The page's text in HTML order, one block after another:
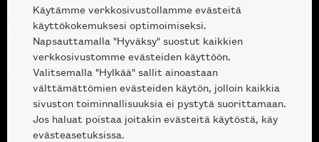
Avoinna kuluttajille ja ammattilaisille:
Erottajankatu 2, 00120 Helsinki
ma-pe 10 — 18
la 10-17
09 612 9440 |sales@skanno.fi
Käytämme verkkosivustollamme evästeitä
käyttökokemuksesi optimoimiseksi.
Napsauttamalla "Hyväksy" suostut kaikkien
verkkosivustomme evästeiden käyttöön.
Valitsemalla "Hylkää" sallit ainoastaan
välttämättömien evästeiden käytön, jolloin kaikkia
sivuston toiminnallisuuksia ei pystytä suorittamaan.
Jos haluat poistaa joitakin evästeitä käytöstä, käy
evästeasetuksissa.